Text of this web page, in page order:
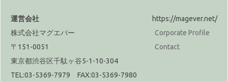
運営会社
株式会社マグエバー
〒151-0051
東京都渋谷区千駄ヶ谷5-1-10-304
TEL:03-5369-7979 FAX:03-5369-7980
https://magever.net/
Corporate Profile
Contact